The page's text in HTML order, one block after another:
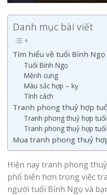
Danh mục bài viết
Tìm hiểu về tuổi Bính Ngọ
Tuổi Bính Ngọ
Mệnh cung
Màu sắc hợp – kỵ
Tính cách
Tranh phong thuỷ hợp
Tranh phong thuỷ hợp
Tranh phong thuỷ hợp
Mua tranh phong thuỷ
Hiện nay tranh phong
phổ biến hơn trong việc
người tuổi Bính Ngọ và